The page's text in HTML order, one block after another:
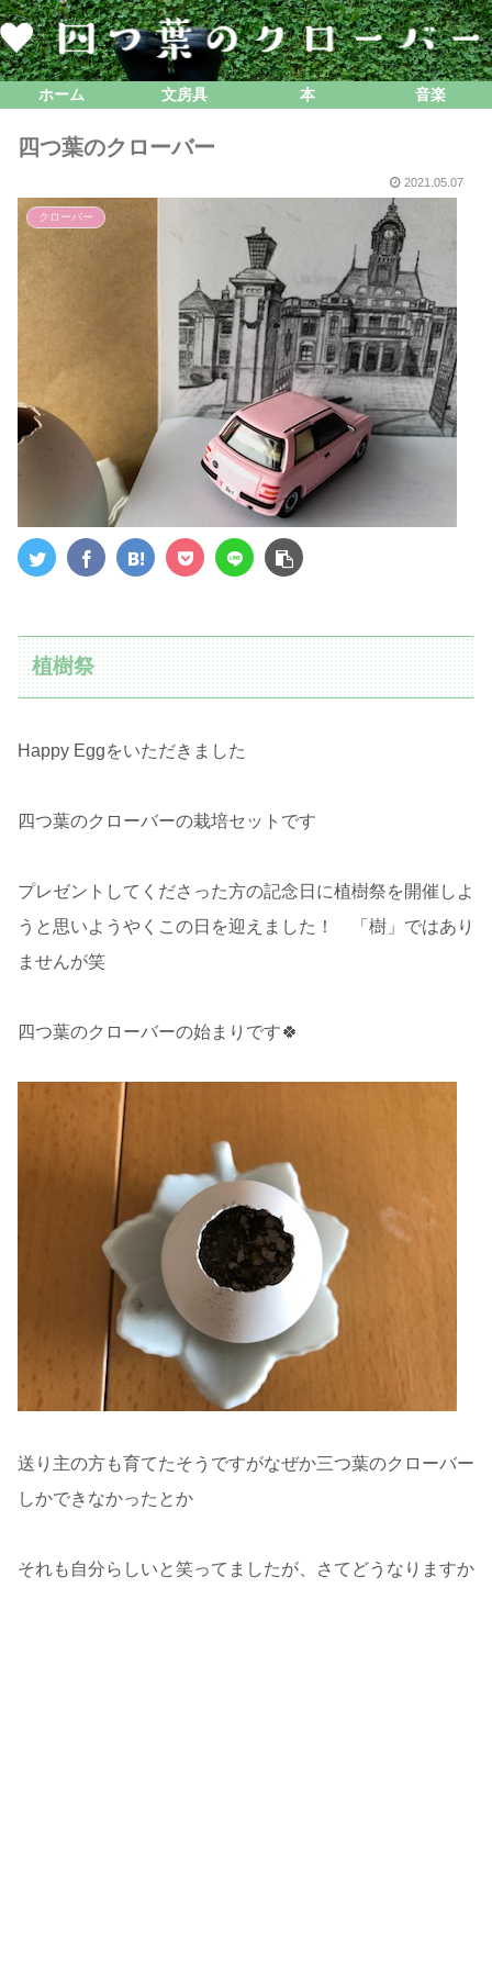
ホーム 文房具 本 音楽
四つ葉のクローバー
2021.05.07
クローバー
植樹祭
Happy Eggをいただきました
四つ葉のクローバーの栽培セットです
プレゼントしてくださった方の記念日に植樹祭を開催しよ
うと思いようやくこの日を迎えました！ 「樹」ではあり
ませんが笑
四つ葉のクローバーの始まりです🍀
送り主の方も育てたそうですがなぜか三つ葉のクローバー
しかできなかったとか
それも自分らしいと笑ってましたが、さてどうなりますか